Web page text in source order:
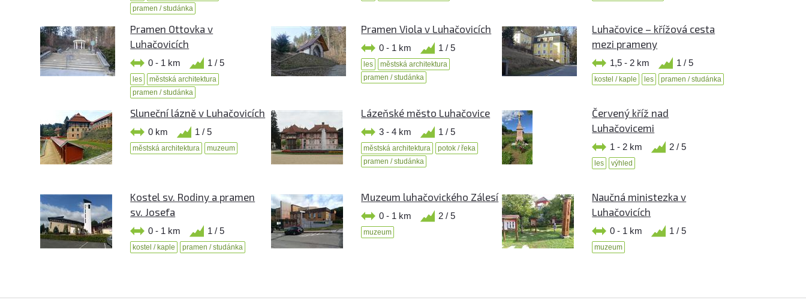
pramen / studánka
Pramen Ottovka v
Luhačovicích
0 - 1 km 1 / 5
les
městská architektura
pramen / studánka
Pramen Viola v Luhačovicích
0 - 1 km 1 / 5
les
městská architektura
pramen / studánka
Luhačovice – křížová cesta
mezi prameny
1,5 - 2 km 1 / 5
kostel / kaple les pramen / studánka
Sluneční lázně v Luhačovicích
0 km 1 / 5
městská architektura muzeum
Lázeňské město Luhačovice
3 - 4 km 1 / 5
městská architektura
potok / řeka
pramen / studánka
Červený kříž nad
Luhačovicemi
1 - 2 km 2 / 5
les výhled
Kostel sv. Rodiny a pramen
sv. Josefa
0 - 1 km 1 / 5
kostel / kaple pramen / studánka
Muzeum luhačovického Zálesí
0 - 1 km 2 / 5
muzeum
Naučná ministezka v
Luhačovicích
0 - 1 km 1 / 5
muzeum